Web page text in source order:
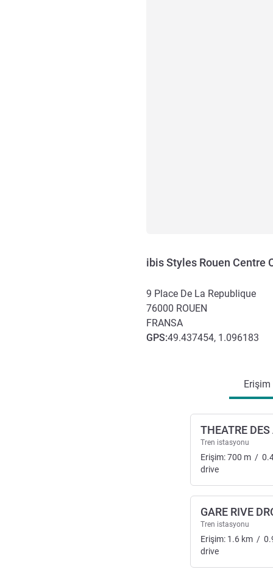
ibis Styles Rouen Centre
9 Place De La Republique
76000 ROUEN
FRANSA
GPS:49.437454, 1.096183
Erişim
THEATRE
Tren istasyonu
Erişim:700 m /
drive
GARE RIVE
Tren istasyonu
Erişim: 1.6 km /
drive